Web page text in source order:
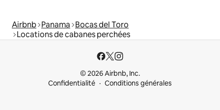
Airbnb Panama Bocas del Toro
Locations de cabanes perchées
© 2026 Airbnb, Inc.
Confidentialité
Conditions générales